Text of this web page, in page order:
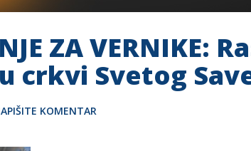
ZA VERNIKE:
crkvi Svetog
KOMENTAR